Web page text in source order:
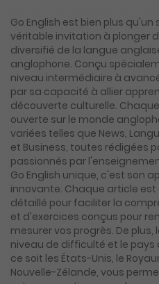
Go English est bien plus
véritable invitation à plonger
diversifié de la langue
anglophone. Conçu
niveau intermédiaire à
par sa capacité à allier
découverte culturelle.
ouverte sur le monde
variées telles que News,
et Business, toutes rédigées
passionnés par
Go English unique, c'est son
innovante. Chaque article
détaillé pour faciliter la
et d'exercices conçus pour
mesurer vos progrès. De
niveau de difficulté et le
ce soit les États-Unis, le
Nouvelle-Zélande, vous